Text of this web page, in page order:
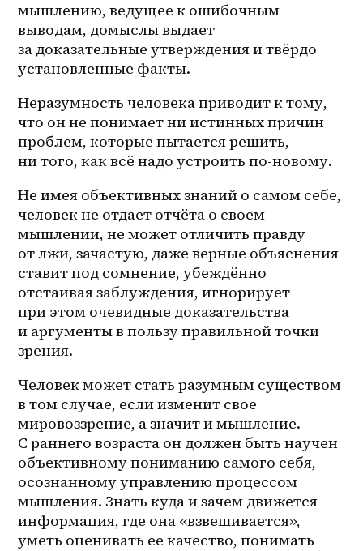
мышлению, ведущее к ошибочным
выводам, домыслы выдает
за доказательные утверждения и твёрдо
установленные факты.
Неразумность человека приводит к тому,
что он не понимает ни истинных причин
проблем, которые пытается решить,
ни того, как всё надо устроить по-новому.
Не имея объективных знаний о самом себе,
человек не отдает отчёта о своем
мышлении, не может отличить правду
от лжи, зачастую, даже верные объяснения
ставит под сомнение, убеждённо
отстаивая заблуждения, игнорирует
при этом очевидные доказательства
и аргументы в пользу правильной точки
зрения.
Человек может стать разумным существом
в том случае, если изменит свое
мировоззрение, а значит и мышление.
С раннего возраста он должен быть научен
объективному пониманию самого себя,
осознанному управлению процессом
мышления. Знать куда и зачем движется
информация, где она «взвешивается»,
уметь оценивать ее качество, понимать